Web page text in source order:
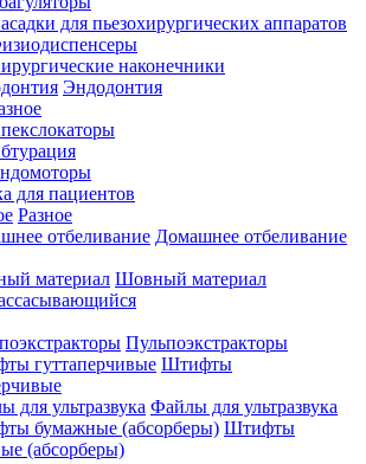
для пьезохирургических аппаратов
наконечники
Эндодонтия
для пациентов
Разное
Домашнее отбеливание
Шовный материал
Пульпоэкстракторы
Штифты
Файлы для ультразвука
Штифты
(абсорберы)